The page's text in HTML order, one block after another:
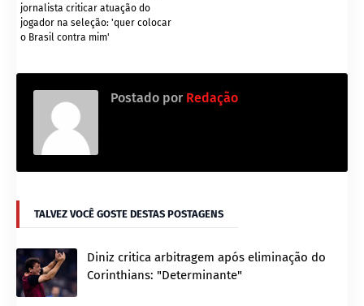
jornalista criticar atuação do
jogador na seleção: 'quer colocar
o Brasil contra mim'
Postado por Redação
TALVEZ VOCÊ GOSTE DESTAS POSTAGENS
Diniz critica arbitragem após eliminação do
Corinthians: "Determinante"